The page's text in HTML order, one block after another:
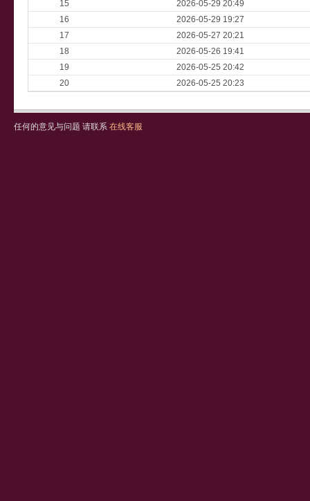
15
2026-05-29 20:49
16
2026-05-29 19:27
17
2026-05-27 20:21
18
2026-05-26 19:41
19
2026-05-25 20:42
20
2026-05-25 20:23
任何的意见与问题 请联系 在线客服